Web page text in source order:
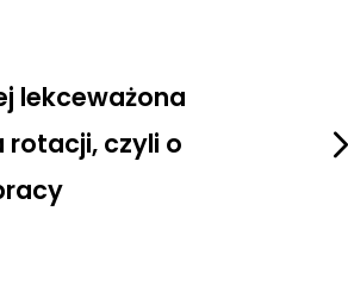
lekceważona
rotacji, czyli o